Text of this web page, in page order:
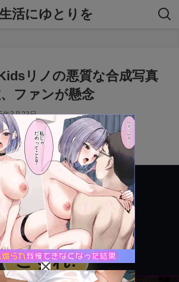
活にゆとりを
リノの悪質な合成写真
ファンが懸念
年3月23日
ーションが含まれています。